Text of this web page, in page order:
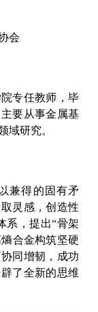
会
专任教师，毕
要从事金属基
域研究。
兼得的固有矛
灵感，创造性
系，提出“骨架
合金构筑坚硬
同增韧，成功
了全新的思维